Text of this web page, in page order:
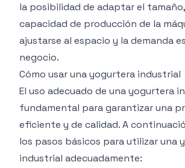
la posibilidad de adaptar el
capacidad de producción de la
ajustarse al espacio y la demanda
negocio.
Cómo usar una yogurtera industrial
El uso adecuado de una yogurtera
fundamental para garantizar una
eficiente y de calidad. A
los pasos básicos para utilizar una
industrial adecuadamente: